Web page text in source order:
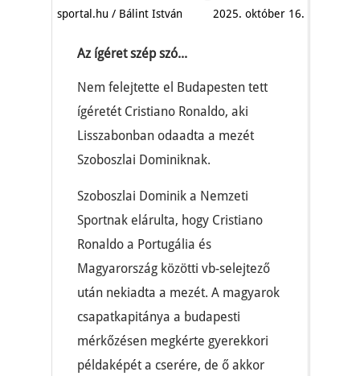
sportal.hu / Bálint István 2025. október 16.
Az ígéret szép szó...
Nem felejtette el Budapesten tett
ígéretét Cristiano Ronaldo, aki
Lisszabonban odaadta a mezét
Szoboszlai Dominiknak.
Szoboszlai Dominik a Nemzeti
Sportnak elárulta, hogy Cristiano
Ronaldo a Portugália és
Magyarország közötti vb-selejtező
után nekiadta a mezét. A magyarok
csapatkapitánya a budapesti
mérkőzésen megkérte gyerekkori
példaképét a cserére, de ő akkor